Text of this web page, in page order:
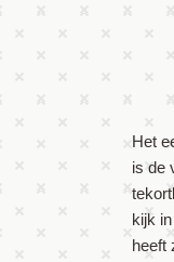
Het
is de
kijk
heeft